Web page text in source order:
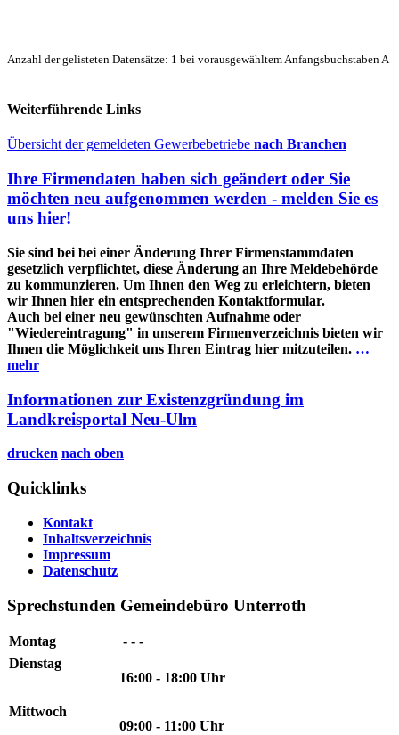
Anzahl der gelisteten Datensätze: 1 bei vorausgewähltem Anfangsbuchstaben A
Weiterführende Links
Übersicht der gemeldeten Gewerbebetriebe nach Branchen
Ihre Firmendaten haben sich geändert oder Sie
möchten neu aufgenommen werden - melden Sie es
uns hier!
Sie sind bei bei einer Änderung Ihrer Firmenstammdaten
gesetzlich verpflichtet, diese Änderung an Ihre Meldebehörde
zu kommunzieren. Um Ihnen den Weg zu erleichtern, bieten
wir Ihnen hier ein entsprechenden Kontaktformular.
Auch bei einer neu gewünschten Aufnahme oder
"Wiedereintragung" in unserem Firmenverzeichnis bieten wir
Ihnen die Möglichkeit uns Ihren Eintrag hier mitzuteilen. …
mehr
Informationen zur Existenzgründung im
Landkreisportal Neu-Ulm
drucken nach oben
Quicklinks
Kontakt
Inhaltsverzeichnis
Impressum
Datenschutz
Sprechstunden Gemeindebüro Unterroth
Montag
- - -
Dienstag
16:00 - 18:00 Uhr
Mittwoch
09:00 - 11:00 Uhr